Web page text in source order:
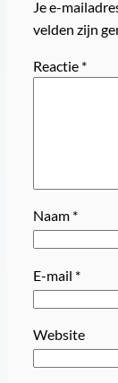
Je e-
velden zijn
Reactie *
Naam *
E-mail *
Website